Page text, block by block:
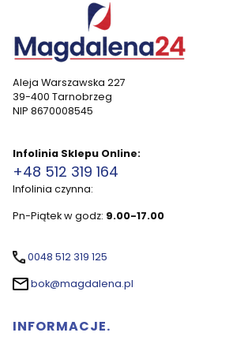
Aleja Warszawska 227
39-400 Tarnobrzeg
NIP 8670008545
Infolinia Sklepu Online:
+48 512 319 164
Infolinia czynna:
Pn-Piątek w godz: 9.00-17.00
0048 512 319 125
bok@magdalena.pl
Linki w stopce
INFORMACJE.